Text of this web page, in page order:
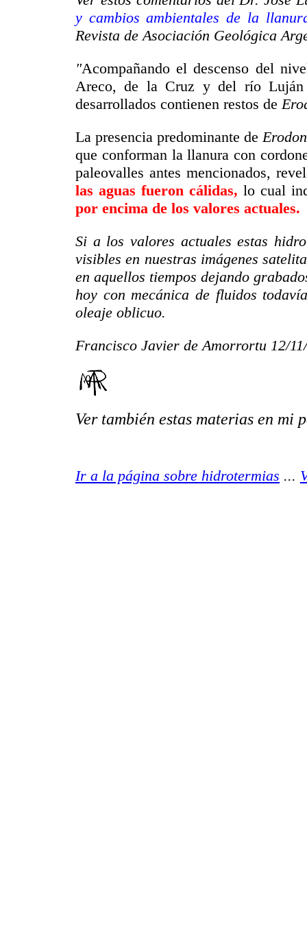
y cambios ambientales de la
Revista de Asociación Geológica
"Acompañando el descenso del
Areco, de la Cruz y del río Luján
desarrollados contienen restos de
La presencia predominante de
que conforman la llanura con
paleovalles antes mencionados,
las aguas fueron cálidas, lo cual
por encima de los valores actuales.
Si a los valores actuales estas
visibles en nuestras imágenes
en aquellos tiempos dejando
hoy con mecánica de fluidos
oleaje oblicuo.
Francisco Javier de Amorrortu 12/
Ver también estas materias en mi
Ir a la página sobre hidrotermias ...